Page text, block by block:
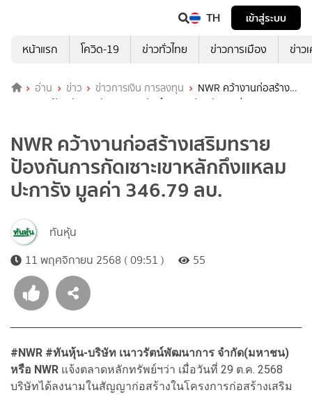
TH
เข้าสู่ระบบ
หน้าแรก
โควิด-19 ข่าวทั่วไทย ข่าวการเมือง ข่าว
อ่าน ข่าว ข่าวการเงิน การลงทุน
NWR คว้างานก่อสร้าง
เสริมทรายป้องกันการกัดเซาะเขาหลักถึงแหลมปะการัง มูลค่า 346.79 ลบ.
NWR คว้างานก่อสร้างเสริมทราย
ป้องกันการกัดเซาะเขาหลักถึงแหลม
ปะการัง มูลค่า 346.79 ลบ.
ทันหุ้น
11 พฤศจิกายน 2568 ( 09:51 )
55
#NWR #ทันหุ้น-บริษัท เนาวรัตน์พัฒนาการ จำกัด(มหาชน)
หรือ NWR แจ้งตลาดหลักทรัพย์ฯว่า เมื่อวันที่ 29 ต.ค. 2568
บริษัทได้ลงนามในสัญญาก่อสร้างในโครงการก่อสร้างเสริม